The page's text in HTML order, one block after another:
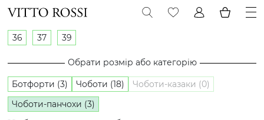
36 37 39
Обрати розмір або категорію
Ботфорти (3) Чоботи (18)
Чоботи-казаки (0)
Чоботи-панчохи (3)